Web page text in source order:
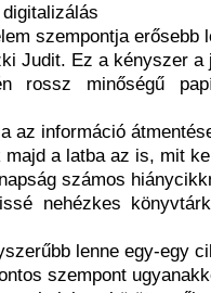
szempontja erősebb
Judit. Ez a kényszer a
rossz minőségű
az információ
a latba az is, mit
számos
nehézkes
lenne egy-egy
szempont